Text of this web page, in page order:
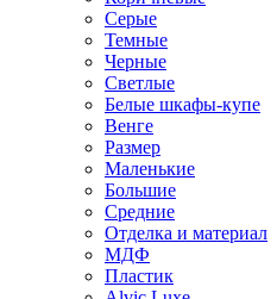
Серые
Темные
Черные
Светлые
Белые шкафы-купе
Венге
Размер
Маленькие
Большие
Средние
Отделка и материал
МДФ
Пластик